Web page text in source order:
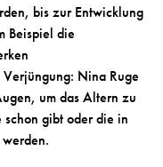
bis zur Entwicklung
Beispiel die
Nina Ruge
um das Altern zu
gibt oder die in